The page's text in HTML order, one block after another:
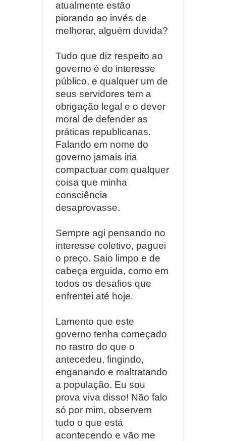
atualmente estão
piorando ao invés de
melhorar, alguém duvida?
Tudo que diz respeito ao
governo é do interesse
público, e qualquer um de
seus servidores tem a
obrigação legal e o dever
moral de defender as
práticas republicanas.
Falando em nome do
governo jamais iria
compactuar com qualquer
coisa que minha
consciência
desaprovasse.
Sempre agi pensando no
interesse coletivo, paguei
o preço. Saio limpo e de
cabeça erguida, como em
todos os desafios que
enfrentei até hoje.
Lamento que este
governo tenha começado
no rastro do que o
antecedeu, fingindo,
enganando e maltratando
a população. Eu sou
prova viva disso! Não falo
só por mim, observem
tudo o que está
acontecendo e vão me